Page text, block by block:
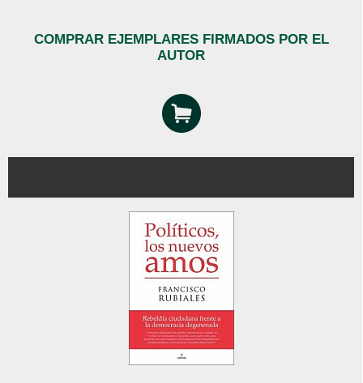
COMPRAR EJEMPLARES FIRMADOS POR EL
AUTOR